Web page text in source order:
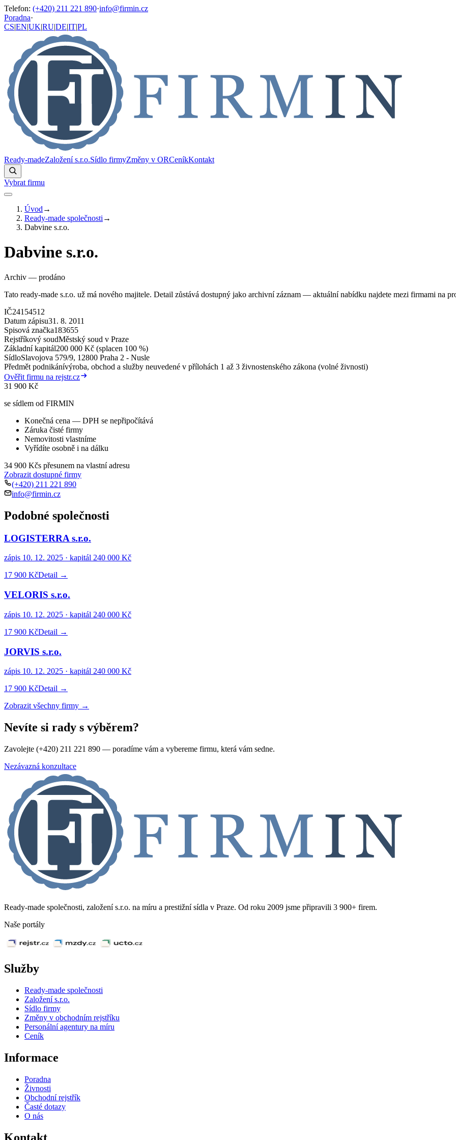
Telefon: (+420) 211 221 890·info@firmin.cz
Poradna·
CS|EN|UK|RU|DE|IT|PL
Ready-madeZaložení s.r.o.Sídlo firmyZměny v ORCeníkKontakt
Vybrat firmu
Úvod →
Ready-made společnosti →
Dabvine s.r.o.
Dabvine s.r.o.
Archiv — prodáno
Tato ready-made s.r.o. už má nového majitele. Detail zůstává dostupný jako archivní záznam — aktuální nabídku najdete mezi firmami na
IČ24154512
Datum zápisu31. 8. 2011
Spisová značka183655
Rejstříkový soudMěstský soud v Praze
Základní kapitál200 000 Kč (splacen 100 %)
SídloSlavojova 579/9, 12800 Praha 2 - Nusle
Předmět podnikánívýroba, obchod a služby neuvedené v přílohách 1 až 3 živnostenského zákona (volné živnosti)
Ověřit firmu na rejstr.cz
31 900 Kč
se sídlem od FIRMIN
Konečná cena — DPH se nepřipočítává
Záruka čisté firmy
Nemovitosti vlastníme
Vyřídíte osobně i na dálku
34 900 Kčs přesunem na vlastní adresu
Zobrazit dostupné firmy
(+420) 211 221 890
info@firmin.cz
Podobné společnosti
LOGISTERRA s.r.o.
zápis 10. 12. 2025 · kapitál 240 000 Kč
17 900 KčDetail →
VELORIS s.r.o.
zápis 10. 12. 2025 · kapitál 240 000 Kč
17 900 KčDetail →
JORVIS s.r.o.
zápis 10. 12. 2025 · kapitál 240 000 Kč
17 900 KčDetail →
Zobrazit všechny firmy →
Nevíte si rady s výběrem?
Zavolejte (+420) 211 221 890 — poradíme vám a vybereme firmu, která vám sedne.
Nezávazná konzultace
Ready-made společnosti, založení s.r.o. na míru a prestižní sídla v Praze. Od roku 2009 jsme připravili 3 900+ firem.
Naše portály
Služby
Ready-made společnosti
Založení s.r.o.
Sídlo firmy
Změny v obchodním rejstříku
Personální agentury na míru
Ceník
Informace
Poradna
Živnosti
Obchodní rejstřík
Časté dotazy
O nás
Kontakt